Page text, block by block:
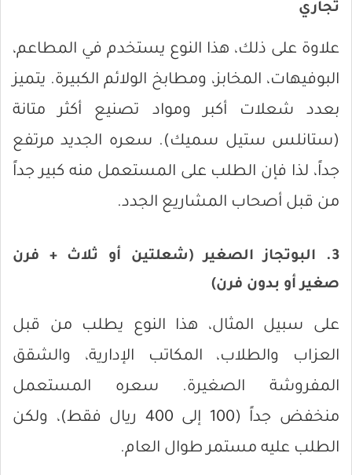
تجاري
علاوة على ذلك، هذا النوع يستخدم في المطاعم،
البوفيهات، المخابز، ومطابخ الولائم الكبيرة. يتميز
بعدد شعلات أكبر ومواد تصنيع أكثر متانة
(ستانلس ستيل سميك). سعره الجديد مرتفع
جداً، لذا فإن الطلب على المستعمل منه كبير جداً
من قبل أصحاب المشاريع الجدد.
3. البوتجاز الصغير (شعلتين أو ثلاث + فرن
صغير أو بدون فرن)
على سبيل المثال، هذا النوع يطلب من قبل
العزاب والطلاب، المكاتب الإدارية، والشقق
المفروشة الصغيرة. سعره المستعمل
منخفض جداً (100 إلى 400 ريال فقط)، ولكن
الطلب عليه مستمر طوال العام.